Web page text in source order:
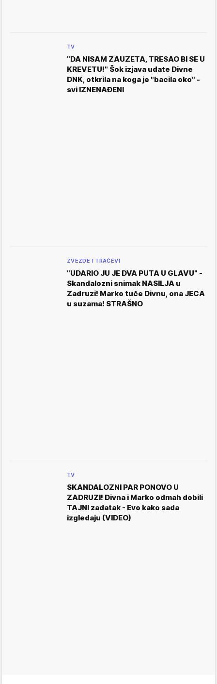
TV
"DA NISAM ZAUZETA, TRESAO BI SE U
KREVETU!" Šok izjava udate Divne
DNK, otkrila na koga je "bacila oko" -
svi IZNENAĐENI
ZVEZDE I TRAČEVI
"UDARIO JU JE DVA PUTA U GLAVU" -
Skandalozni snimak NASILJA u
Zadruzi! Marko tuče Divnu, ona JECA
u suzama! STRAŠNO
TV
SKANDALOZNI PAR PONOVO U
ZADRUZI! Divna i Marko odmah dobili
TAJNI zadatak - Evo kako sada
izgledaju (VIDEO)